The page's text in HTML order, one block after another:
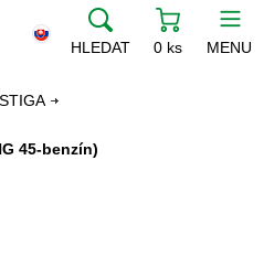
HLEDAT 0 ks MENU
STIGA
45-benzín)